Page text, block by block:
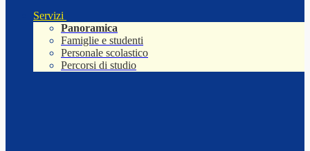
Servizi
Panoramica
Famiglie e studenti
Personale scolastico
Percorsi di studio